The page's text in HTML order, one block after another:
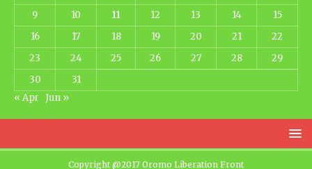
9
10 11 12 13 14
15
16
17 18 19 20 21
22
23
24 25 26 27 28
29
30
31
« Apr Jun »
Copyright @2017 Oromo Liberation Front